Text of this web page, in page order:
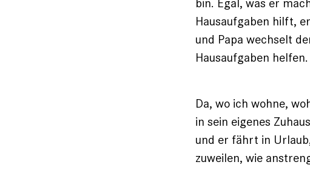
bin. Egal, was er
Hausaufgaben hilft,
und Papa wechselt
Hausaufgaben helfen.
Da, wo ich wohne,
in sein eigenes
und er fährt in
zuweilen, wie